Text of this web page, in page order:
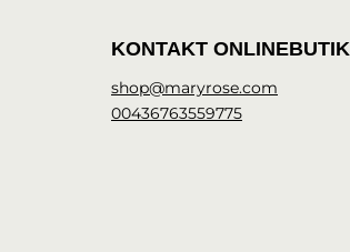
KONTAKT ONLINEBUTIK
shop@maryrose.com
00436763559775